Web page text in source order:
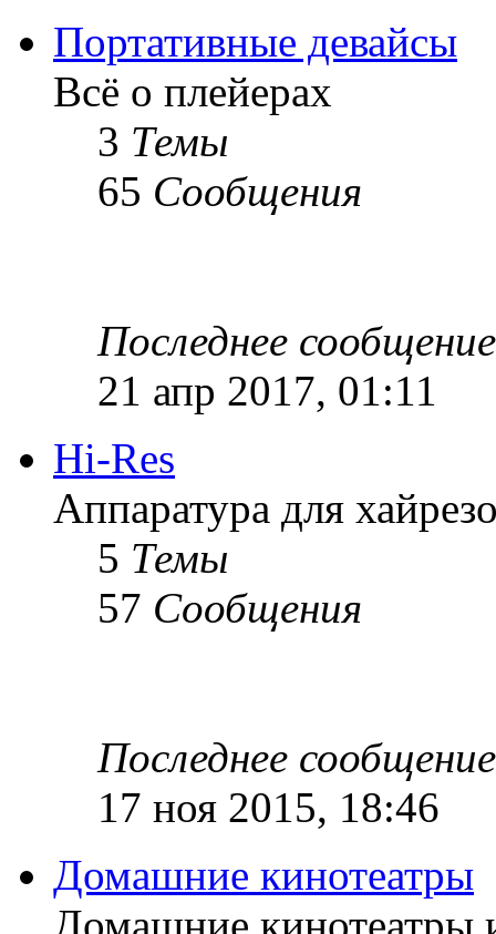
Портативные девайсы
Всё о плейерах
3 Темы
65 Сообщения
Последнее сообщение
21 апр 2017, 01:11
Hi-Res
Аппаратура для
5 Темы
57 Сообщения
Последнее сообщение
17 ноя 2015, 18:46
Домашние кинотеатры